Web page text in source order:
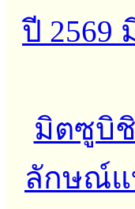
ปี 2569
มิตซูบิชิ
ลักษณ์แ